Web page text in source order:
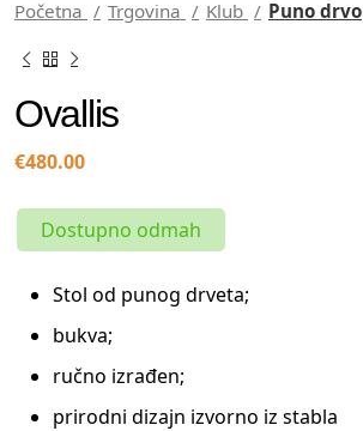
Početna Trgovina Klub Puno drvo
Ovallis
€480.00
Dostupno odmah
Stol od punog drveta;
bukva;
ručno izrađen;
prirodni dizajn izvorno iz stabla